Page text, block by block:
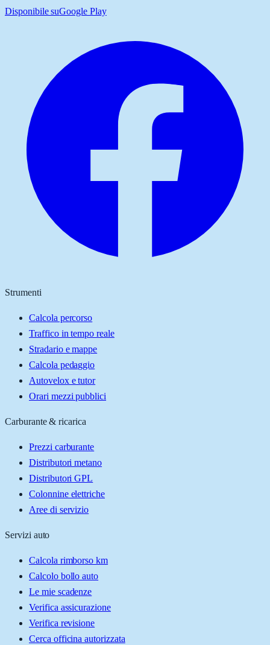
Disponibile suGoogle Play
Strumenti
Calcola percorso
Traffico in tempo reale
Stradario e mappe
Calcola pedaggio
Autovelox e tutor
Orari mezzi pubblici
Carburante & ricarica
Prezzi carburante
Distributori metano
Distributori GPL
Colonnine elettriche
Aree di servizio
Servizi auto
Calcola rimborso km
Calcolo bollo auto
Le mie scadenze
Verifica assicurazione
Verifica revisione
Cerca officina autorizzata